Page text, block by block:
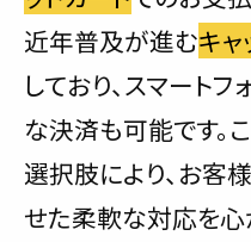
近年普及が進むキ
しており、スマート
な決済も可能です。
選択肢により、お客
せた柔軟な対応を心